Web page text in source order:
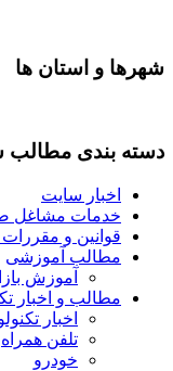
شهرها و استان ها
دسته بندی مطالب
اخبار سایت
خدمات مشاغل
قوانین و مقررات
مطالب آموزشی
آموزش
مطالب و اخبار
اخبار
تلفن همراه
خودرو